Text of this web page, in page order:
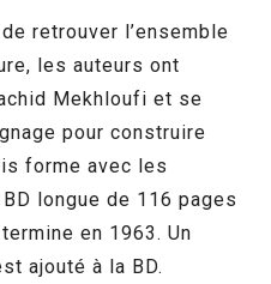
retrouver l’ensemble
les auteurs ont
Mekhloufi et se
pour construire
forme avec les
longue de 116 pages
en 1963. Un
ajouté à la BD.